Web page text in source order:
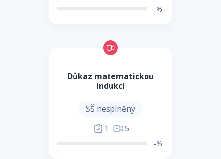
-%
Důkaz matematickou
indukcí
SŠ nesplněny
1
5
-%